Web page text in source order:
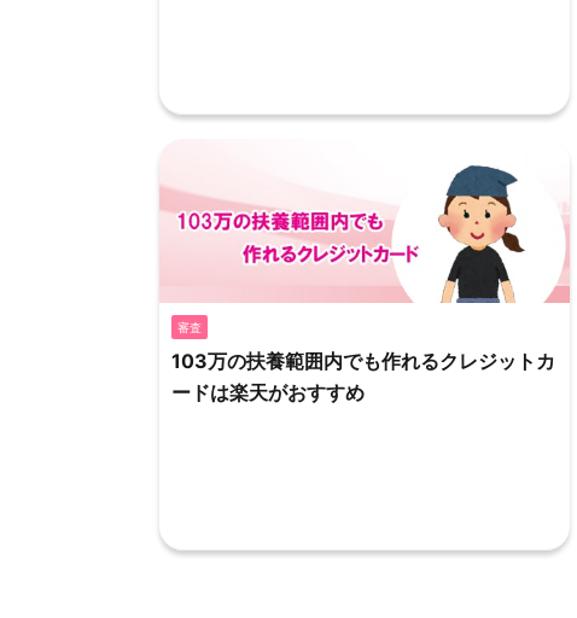
審査
103万の扶養範囲内でも作れるクレジットカ
ードは楽天がおすすめ